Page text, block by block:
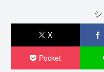
X
Pocket